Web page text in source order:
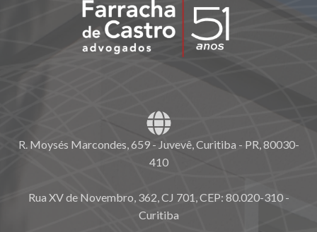
R. Moysés Marcondes, 659 - Juvevê, Curitiba - PR, 80030-
410
Rua XV de Novembro, 362, CJ 701, CEP: 80.020-310 -
Curitiba